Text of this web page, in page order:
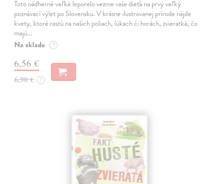
Toto nádherné veľké leporelo vezme vaše dieťa na prvý veľký
poznávací výlet po Slovensku. V krásne ilustrovanej prírode nájde
kvety, ktoré rastú na našich poliach, lúkach či horách, zvieratká, čo
majú…
Na sklade ?
6,56 €
6,90 € ?